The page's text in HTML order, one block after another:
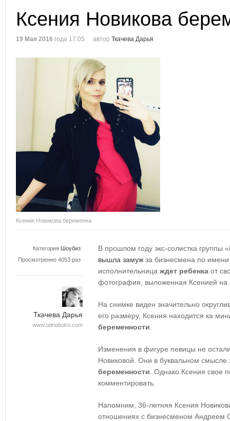
Ксения Новикова
19 Мая 2016 года 17:05 автор Ткачева Дарья
Ксения Новикова беременна
Категория Шоубиз
Просмотренно 4053 раз
Ткачева Дарья
www.odnoboko.com
В прошлом году экс-солистка группы
вышла замуж за бизнесмена по
исполнительница ждет ребенка от
фотография, выложенная Ксенией на
На снимке виден значительно
его размеру, Ксения находится ка
беременности
Изменения в фигуре певицы не
Новиковой. Они в буквальном смысле
беременности . Однако Ксения свое
комментировать.
Напомним, 36-летняя Ксения
отношениях с бизнесменом Андреем